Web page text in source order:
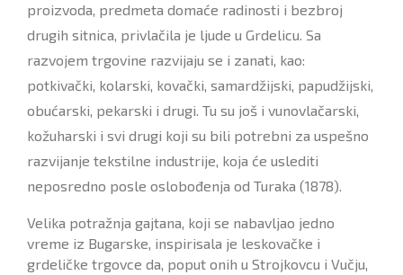
proizvoda, predmeta domaće radinosti i bezbroj
drugih sitnica, privlačila je lјude u Grdelicu. Sa
razvojem trgovine razvijaju se i zanati, kao:
potkivački, kolarski, kovački, samardžijski, papudžijski,
obućarski, pekarski i drugi. Tu su još i vunovlačarski,
kožuharski i svi drugi koji su bili potrebni za uspešno
razvijanje tekstilne industrije, koja će uslediti
neposredno posle oslobođenja od Turaka (1878).
Velika potražnja gajtana, koji se nabavlјao jedno
vreme iz Bugarske, inspirisala je leskovačke i
grdeličke trgovce da, poput onih u Strojkovcu i Vučju,